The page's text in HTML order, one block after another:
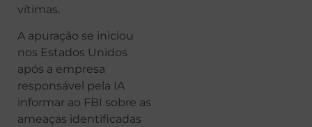
vítimas.
A apuração se iniciou
nos Estados Unidos
após a empresa
responsável pela IA
informar ao FBI sobre as
ameaças identificadas